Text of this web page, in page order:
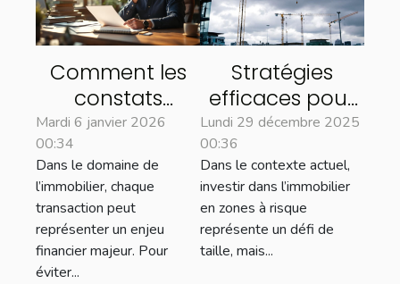
Comment les
constats
d'huissier
sécuriser vos
transactions
immobilières
Mardi 6 janvier 2026
00:34
Dans le domaine de
l’immobilier, chaque
transaction peut
représenter un enjeu
financier majeur. Pour
éviter...
Stratégies
efficaces pour
sécuriser les
investissements
immobiliers en
zones à risque
Lundi 29 décembre 2025
00:36
Dans le contexte actuel,
investir dans l’immobilier
en zones à risque
représente un défi de
taille, mais...